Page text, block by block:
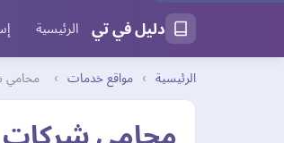
دليل في تي الرئيسية
الرئيسية › مواقع خدمات › محامي
محامي شركات